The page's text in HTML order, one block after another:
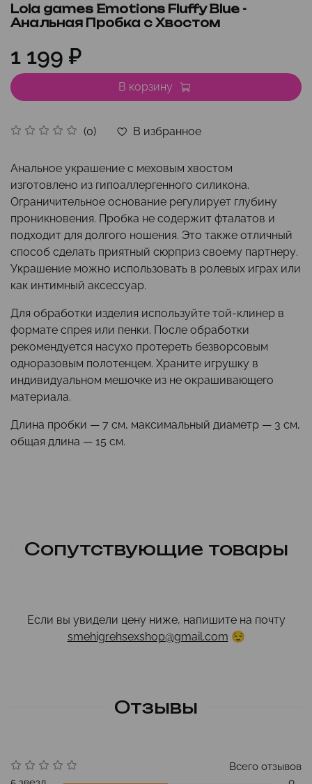
Lola games Emotions Fluffy Blue -
Анальная Пробка с Хвостом
(0) В избранное
1 199 ₽
В корзину
Анальное украшение с меховым хвостом
изготовлено из гипоаллергенного силикона.
Ограничительное основание регулирует глубину
проникновения. Пробка не содержит фталатов и
подходит для долгого ношения. Это также отличный
способ сделать приятный сюрприз своему партнеру.
Украшение можно использовать в ролевых играх или
как интимный аксессуар.
Для обработки изделия используйте той-клинер в
формате спрея или пенки. После обработки
рекомендуется насухо протереть безворсовым
одноразовым полотенцем. Храните игрушку в
индивидуальном мешочке из не окрашивающего
материала.
Длина пробки — 7 см, максимальный диаметр — 3 см,
общая длина — 15 см.
Сопутствующие товары
Если вы увидели цену ниже, напишите на почту
smehigrehsexshop@gmail.com 😌
Отзывы
Всего отзывов